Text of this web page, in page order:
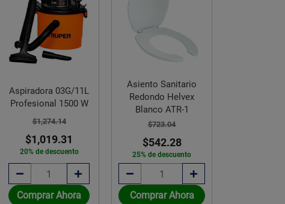
Aspiradora 03G/11L
Profesional 1500 W
$1,274.14
$1,019.31
20% de descuento
Comprar Ahora
Asiento Sanitario
Redondo Helvex
Blanco ATR-1
$723.04
$542.28
25% de descuento
Comprar Ahora